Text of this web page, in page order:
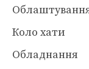
Коло хати
Обладнання